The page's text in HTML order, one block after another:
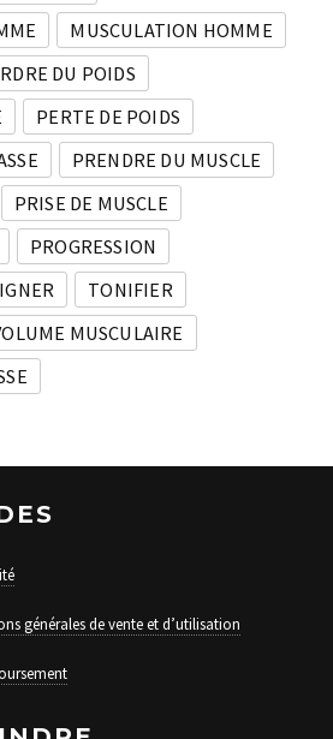
MUSCULATION HOMME
DU POIDS
PERTE DE POIDS
PRENDRE DU MUSCLE
PRISE DE MUSCLE
PROGRESSION
TONIFIER
MUSCULAIRE
générales de vente et d’utilisation